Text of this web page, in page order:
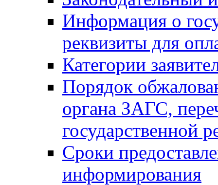
Информация о
реквизиты для
Категории
Порядок
органа ЗАГС,
государственной
Сроки
информирования